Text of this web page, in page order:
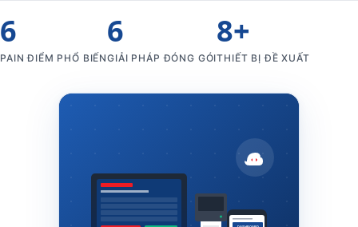
6
PAIN ĐIỂM PHỔ BIẾN
6
GIẢI PHÁP ĐÓNG GÓI
8+
THIẾT BỊ ĐỀ XUẤT